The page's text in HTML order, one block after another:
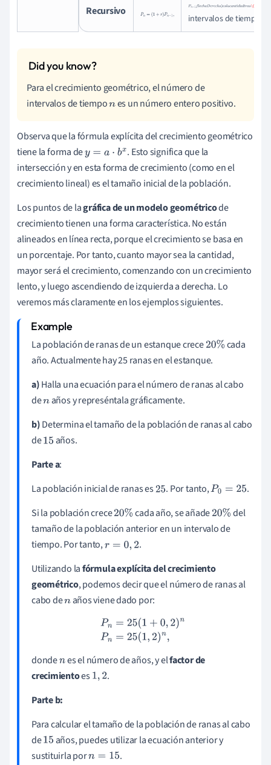
Recursivo Pn=
Pn−1flechaDerecha
(n−1
intervalos de tiempo.
Para el crecimiento geométrico, el número de
intervalos de tiempones un número entero positivo.
Observa que la fórmula explícita del crecimiento geométrico
tiene la forma dey=a⋅ bx
. Esto significa que la
intersección y en esta forma de crecimiento (como en el
crecimiento lineal) es el tamaño inicial de la población.
Los puntos de lagráfica de un modelo geométricode
crecimiento tienen una forma característica. No están
alineados en línea recta, porque el crecimiento se basa en
un porcentaje. Por tanto, cuanto mayor sea la cantidad,
mayor será el crecimiento, comenzando con un crecimiento
lento, y luego ascendiendo de izquierda a derecha. Lo
veremos más claramente en los ejemplos siguientes.
La población de ranas de un estanque crece20% cada
año. Actualmente hay 25 ranas en el estanque.
a)Halla una ecuación para el número de ranas al cabo
denaños y represéntala gráficamente.
b)Determina el tamaño de la población de ranas al cabo
de15 años.
Parte a:
La población inicial de ranas es25. Por tanto,P0= 25
.
Si la población crece20% cada año, se añade20% del
tamaño de la población anterior en un intervalo de
tiempo. Por tanto,r= 0,2
.
Utilizando lafórmula explícita del crecimiento
geométrico, podemos decir que el número de ranas al
cabo denaños viene dado por:
=25 (1+ 0,2)nPn=25(1,
donden es el número de años, y elfactor de
crecimientoes1,2 .
Parte b:
Para calcular el tamaño de la población de ranas al cabo
de15 años, puedes utilizar la ecuación anterior y
sustituirla porn=15
.